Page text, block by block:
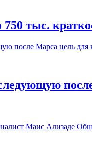
750 тыс.